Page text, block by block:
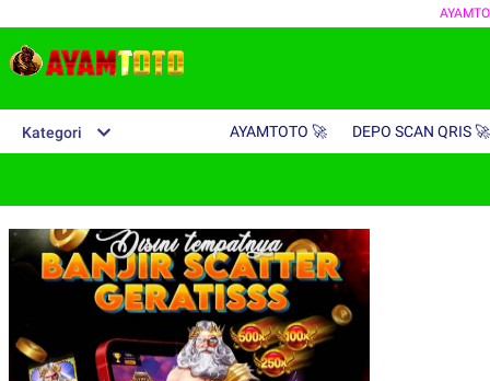
Kategori AYAMTOTO 🚀 DEPO SCAN QRIS 🚀